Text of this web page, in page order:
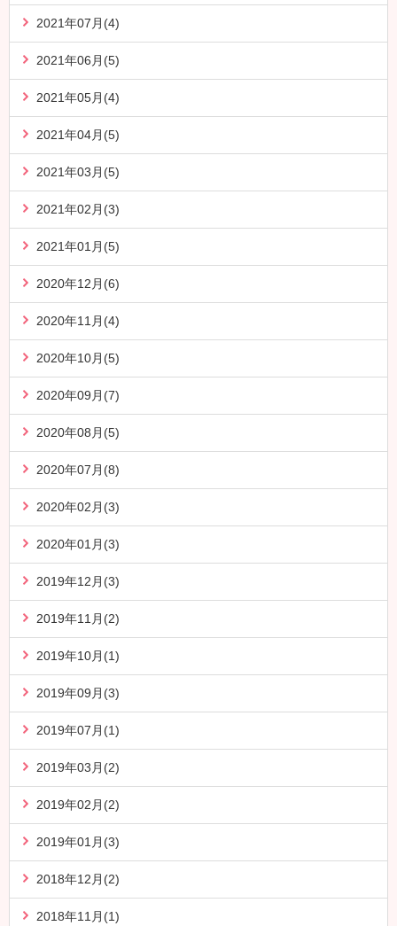
2021年07月(4)
2021年06月(5)
2021年05月(4)
2021年04月(5)
2021年03月(5)
2021年02月(3)
2021年01月(5)
2020年12月(6)
2020年11月(4)
2020年10月(5)
2020年09月(7)
2020年08月(5)
2020年07月(8)
2020年02月(3)
2020年01月(3)
2019年12月(3)
2019年11月(2)
2019年10月(1)
2019年09月(3)
2019年07月(1)
2019年03月(2)
2019年02月(2)
2019年01月(3)
2018年12月(2)
2018年11月(1)